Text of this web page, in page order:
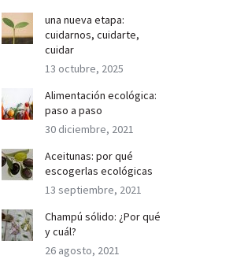
una nueva etapa:
cuidarnos, cuidarte,
cuidar
13 octubre, 2025
Alimentación ecológica:
paso a paso
30 diciembre, 2021
Aceitunas: por qué
escogerlas ecológicas
13 septiembre, 2021
Champú sólido: ¿Por qué
y cuál?
26 agosto, 2021